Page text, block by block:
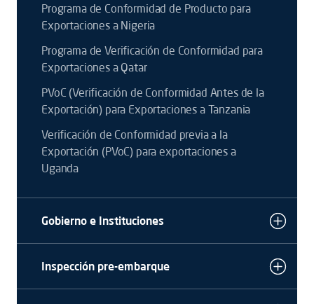
Programa de Conformidad de Producto para
Exportaciones a Nigeria
Programa de Verificación de Conformidad para
Exportaciones a Qatar
PVoC (Verificación de Conformidad Antes de la
Exportación) para Exportaciones a Tanzania
Verificación de Conformidad previa a la
Exportación (PVoC) para exportaciones a
Uganda
Gobierno e Instituciones
Inspección pre-embarque